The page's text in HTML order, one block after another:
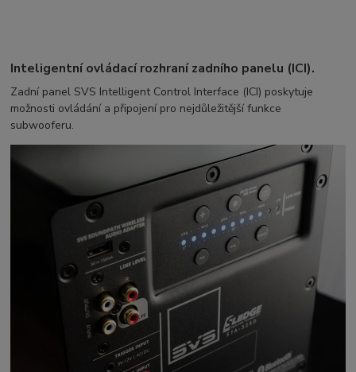
Inteligentní ovládací rozhraní zadního panelu (ICI).
Zadní panel SVS Intelligent Control Interface (ICI) poskytuje
možnosti ovládání a připojení pro nejdůležitější funkce
subwooferu.